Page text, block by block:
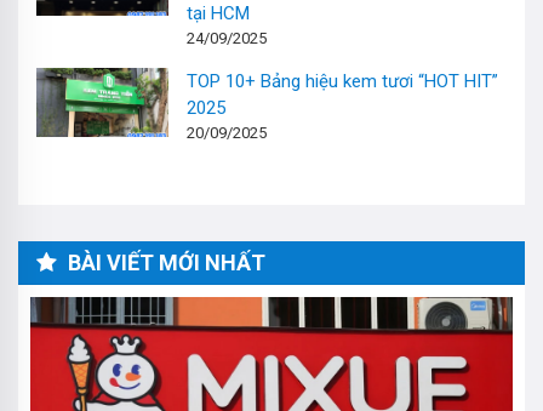
tại HCM
24/09/2025
TOP 10+ Bảng hiệu kem tươi “HOT HIT”
2025
20/09/2025
BÀI VIẾT MỚI NHẤT